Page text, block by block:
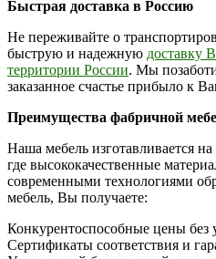
Быстрая доставка в Россию
Не переживайте о
быструю и надежную доставку
территории России. Мы
заказанное счастье прибыло к
Преимущества фабричной
Наша мебель изготавливается
где высококачественные
современными технологиями
мебель, Вы получаете:
Конкурентоспособные цены без
Сертификаты соответствия и